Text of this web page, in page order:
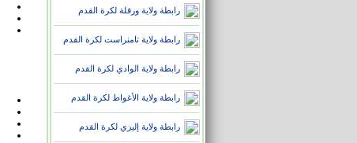
رابطة ولاية ورقلة لكرة القدم
رابطة ولاية تامنراست لكرة القدم
رابطة ولاية الوادي لكرة القدم
رابطة ولاية الأغواط لكرة القدم
رابطة ولاية إليزي لكرة القدم